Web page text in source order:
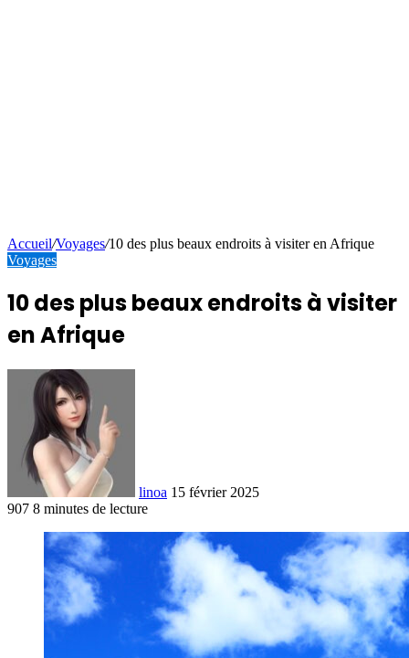
Accueil/Voyages/10 des plus beaux endroits à visiter en Afrique
Voyages
10 des plus beaux endroits à visiter
en Afrique
linoa 15 février 2025
907 8 minutes de lecture